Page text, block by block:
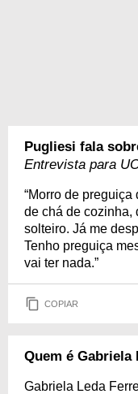
Pugliesi fala
Entrevista para
“Morro de
de chá de cozinha,
solteiro. Já me
Tenho preguiça
vai ter nada.”
COPIAR
Quem é Gabriela
Gabriela Leda